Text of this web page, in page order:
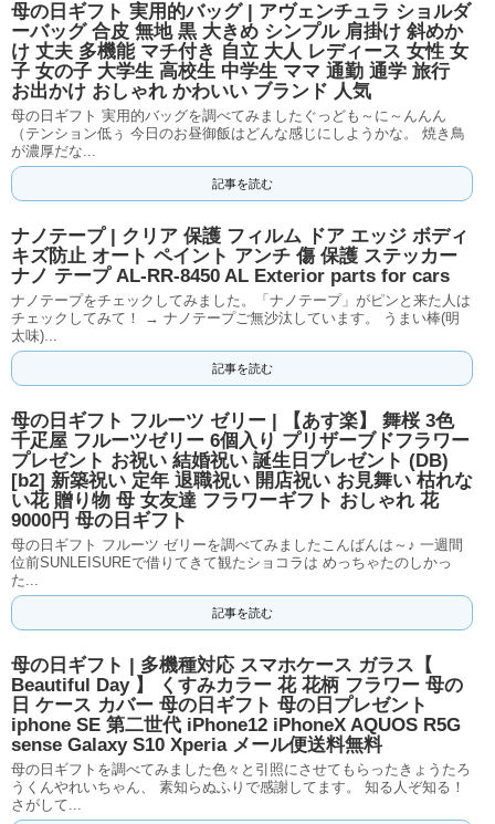
母の日ギフト 実用的バッグ | アヴェンチュラ ショルダ
ーバッグ 合皮 無地 黒 大きめ シンプル 肩掛け 斜めか
け 丈夫 多機能 マチ付き 自立 大人 レディース 女性 女
子 女の子 大学生 高校生 中学生 ママ 通勤 通学 旅行
お出かけ おしゃれ かわいい ブランド 人気
母の日ギフト 実用的バッグを調べてみましたぐっども～に～んんん
（テンション低ぅ 今日のお昼御飯はどんな感じにしようかな。 焼き鳥
が濃厚だな...
記事を読む
ナノテープ | クリア 保護 フィルム ドア エッジ ボディ
キズ防止 オート ペイント アンチ 傷 保護 ステッカー
ナノ テープ AL-RR-8450 AL Exterior parts for cars
ナノテープをチェックしてみました。「ナノテープ」がピンと来た人は
チェックしてみて！ → ナノテープご無沙汰しています。 うまい棒(明
太味)...
記事を読む
母の日ギフト フルーツ ゼリー | 【あす楽】 舞桜 3色
千疋屋 フルーツゼリー 6個入り プリザーブドフラワー
プレゼント お祝い 結婚祝い 誕生日プレゼント (DB)
[b2] 新築祝い 定年 退職祝い 開店祝い お見舞い 枯れな
い花 贈り物 母 女友達 フラワーギフト おしゃれ 花
9000円 母の日ギフト
母の日ギフト フルーツ ゼリーを調べてみましたこんばんは～♪ 一週間
位前SUNLEISUREで借りてきて観たショコラは めっちゃたのしかっ
た...
記事を読む
母の日ギフト | 多機種対応 スマホケース ガラス【
Beautiful Day 】 くすみカラー 花 花柄 フラワー 母の
日 ケース カバー 母の日ギフト 母の日プレゼント
iphone SE 第二世代 iPhone12 iPhoneX AQUOS R5G
sense Galaxy S10 Xperia メール便送料無料
母の日ギフトを調べてみました色々と引照にさせてもらったきょうたろ
うくんやれいちゃん、 素知らぬふりで感謝してます。 知る人ぞ知る！
さがして...